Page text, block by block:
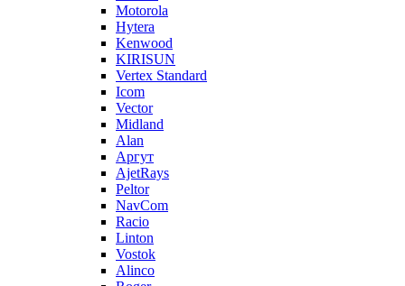
Motorola
Hytera
Kenwood
KIRISUN
Vertex Standard
Icom
Vector
Midland
Alan
Аргут
AjetRays
Peltor
NavCom
Racio
Linton
Vostok
Alinco